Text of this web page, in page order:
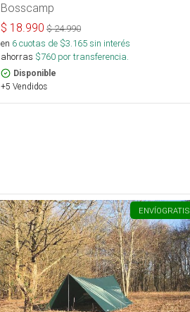
Bosscamp
$ 18.990 $24.990
en 6cuotas de $3.165sin interés
ahorras $760 por transferencia.
Disponible
+5 Vendidos
ENVÍOGRATIS